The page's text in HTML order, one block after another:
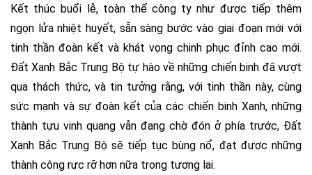
Kết thúc buổi lễ, toàn thể công ty như được tiếp thêm
ngọn lửa nhiệt huyết, sẵn sàng bước vào giai đoạn mới với
tinh thần đoàn kết và khát vọng chinh phục đỉnh cao mới.
Đất Xanh Bắc Trung Bộ tự hào về những chiến binh đã vượt
qua thách thức, và tin tưởng rằng, với tinh thần này, cùng
sức mạnh và sự đoàn kết của các chiến binh Xanh, những
thành tựu vinh quang vẫn đang chờ đón ở phía trước, Đất
Xanh Bắc Trung Bộ sẽ tiếp tục bùng nổ, đạt được những
thành công rực rỡ hơn nữa trong tương lai.